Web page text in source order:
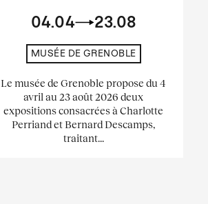
04.04 23.08
MUSÉE DE GRENOBLE
Le musée de Grenoble propose du 4
avril au 23 août 2026 deux
expositions consacrées à Charlotte
Perriand et Bernard Descamps,
traitant...